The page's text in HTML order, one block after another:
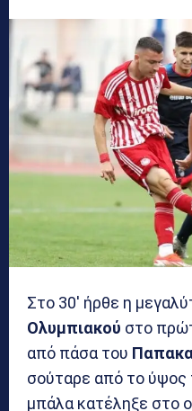
Στο 30′ ήρθε η
Ολυμπιακού στο
από πάσα του
σούταρε από το ύψος
μπάλα κατέληξε στο